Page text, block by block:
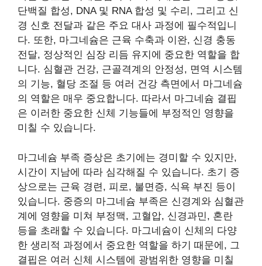
단백질 합성, DNA 및 RNA 합성 및 수리, 그리고 신
경 신호 전달과 같은 주요 대사 과정에 필수적입니
다. 또한, 마그네슘은 근육 수축과 이완, 신경 충동
전달, 정상적인 심장 리듬 유지에 중요한 역할을 합
니다. 심혈관 건강, 근골격계의 안정성, 면역 시스템
의 기능, 혈당 조절 등 여러 건강 측면에서 마그네슘
의 역할은 매우 중요합니다. 따라서 마그네슘 결핍
은 이러한 중요한 신체 기능들에 부정적인 영향을
미칠 수 있습니다.
마그네슘 부족 증상은 초기에는 경미할 수 있지만,
시간이 지남에 따라 심각해질 수 있습니다. 초기 증
상으로는 근육 경련, 피로, 불면증, 식욕 부진 등이
있습니다. 중증의 마그네슘 부족은 신경계와 심혈관
계에 영향을 미쳐 부정맥, 고혈압, 신경과민, 혼란
등을 초래할 수 있습니다. 마그네슘이 신체의 다양
한 생리적 과정에서 중요한 역할을 하기 때문에, 그
결핍은 여러 신체 시스템에 광범위한 영향을 미칠